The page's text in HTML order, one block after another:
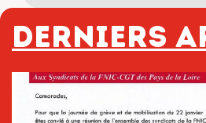
Derniers